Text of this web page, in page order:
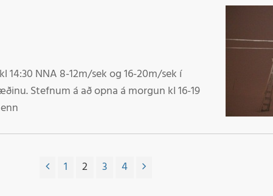
kl 16-19
Starfsmenn
1 2 3 4